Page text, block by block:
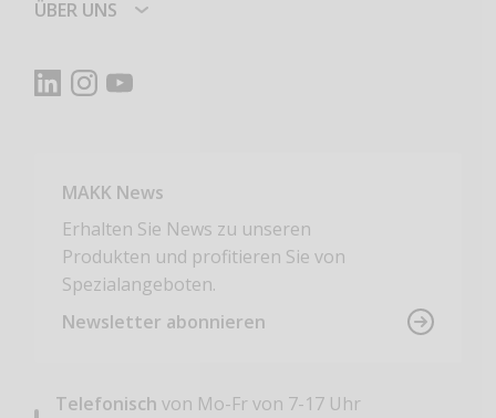
ÜBER UNS
MAKK News
Erhalten Sie News zu unseren
Produkten und profitieren Sie von
Spezialangeboten.
Newsletter abonnieren
Telefonisch von Mo-Fr von 7-17 Uhr